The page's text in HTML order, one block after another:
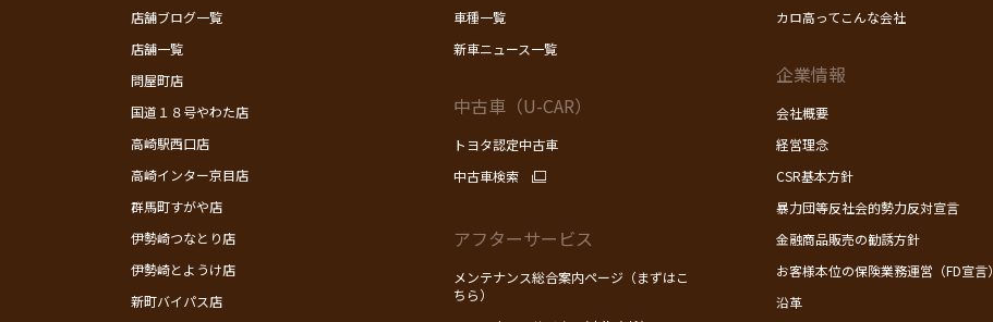
店舗ブログ一覧
店舗一覧
問屋町店
国道１８号やわた店
高崎駅西口店
高崎インター京目店
群馬町すがや店
伊勢崎つなとり店
伊勢崎とようけ店
新町バイパス店
車種一覧
新車ニュース一覧
中古車（U-CAR）
トヨタ認定中古車
中古車検索
アフターサービス
メンテナンス総合案内ページ（まずはこ
ちら）
カロ高ってこんな会社
企業情報
会社概要
経営理念
CSR基本方針
暴力団等反社会的勢力反対宣言
金融商品販売の勧誘方針
お客様本位の保険業務運営（FD宣言）
沿革